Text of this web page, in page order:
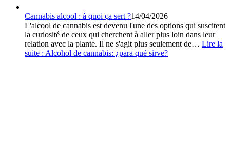
Cannabis alcool : à quoi ça sert ?14/04/2026
L'alcool de cannabis est devenu l'une des options qui suscitent
la curiosité de ceux qui cherchent à aller plus loin dans leur
relation avec la plante. Il ne s'agit plus seulement de… Lire la
suite : Alcohol de cannabis: ¿para qué sirve?